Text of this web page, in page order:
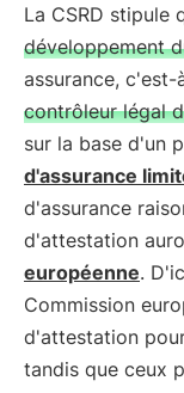
La CSRD stipule
développement
assurance,
contrôleur légal
sur la base d'un
d'assurance
d'assurance
d'attestation
européenne.
Commission
d'attestation
tandis que ceux